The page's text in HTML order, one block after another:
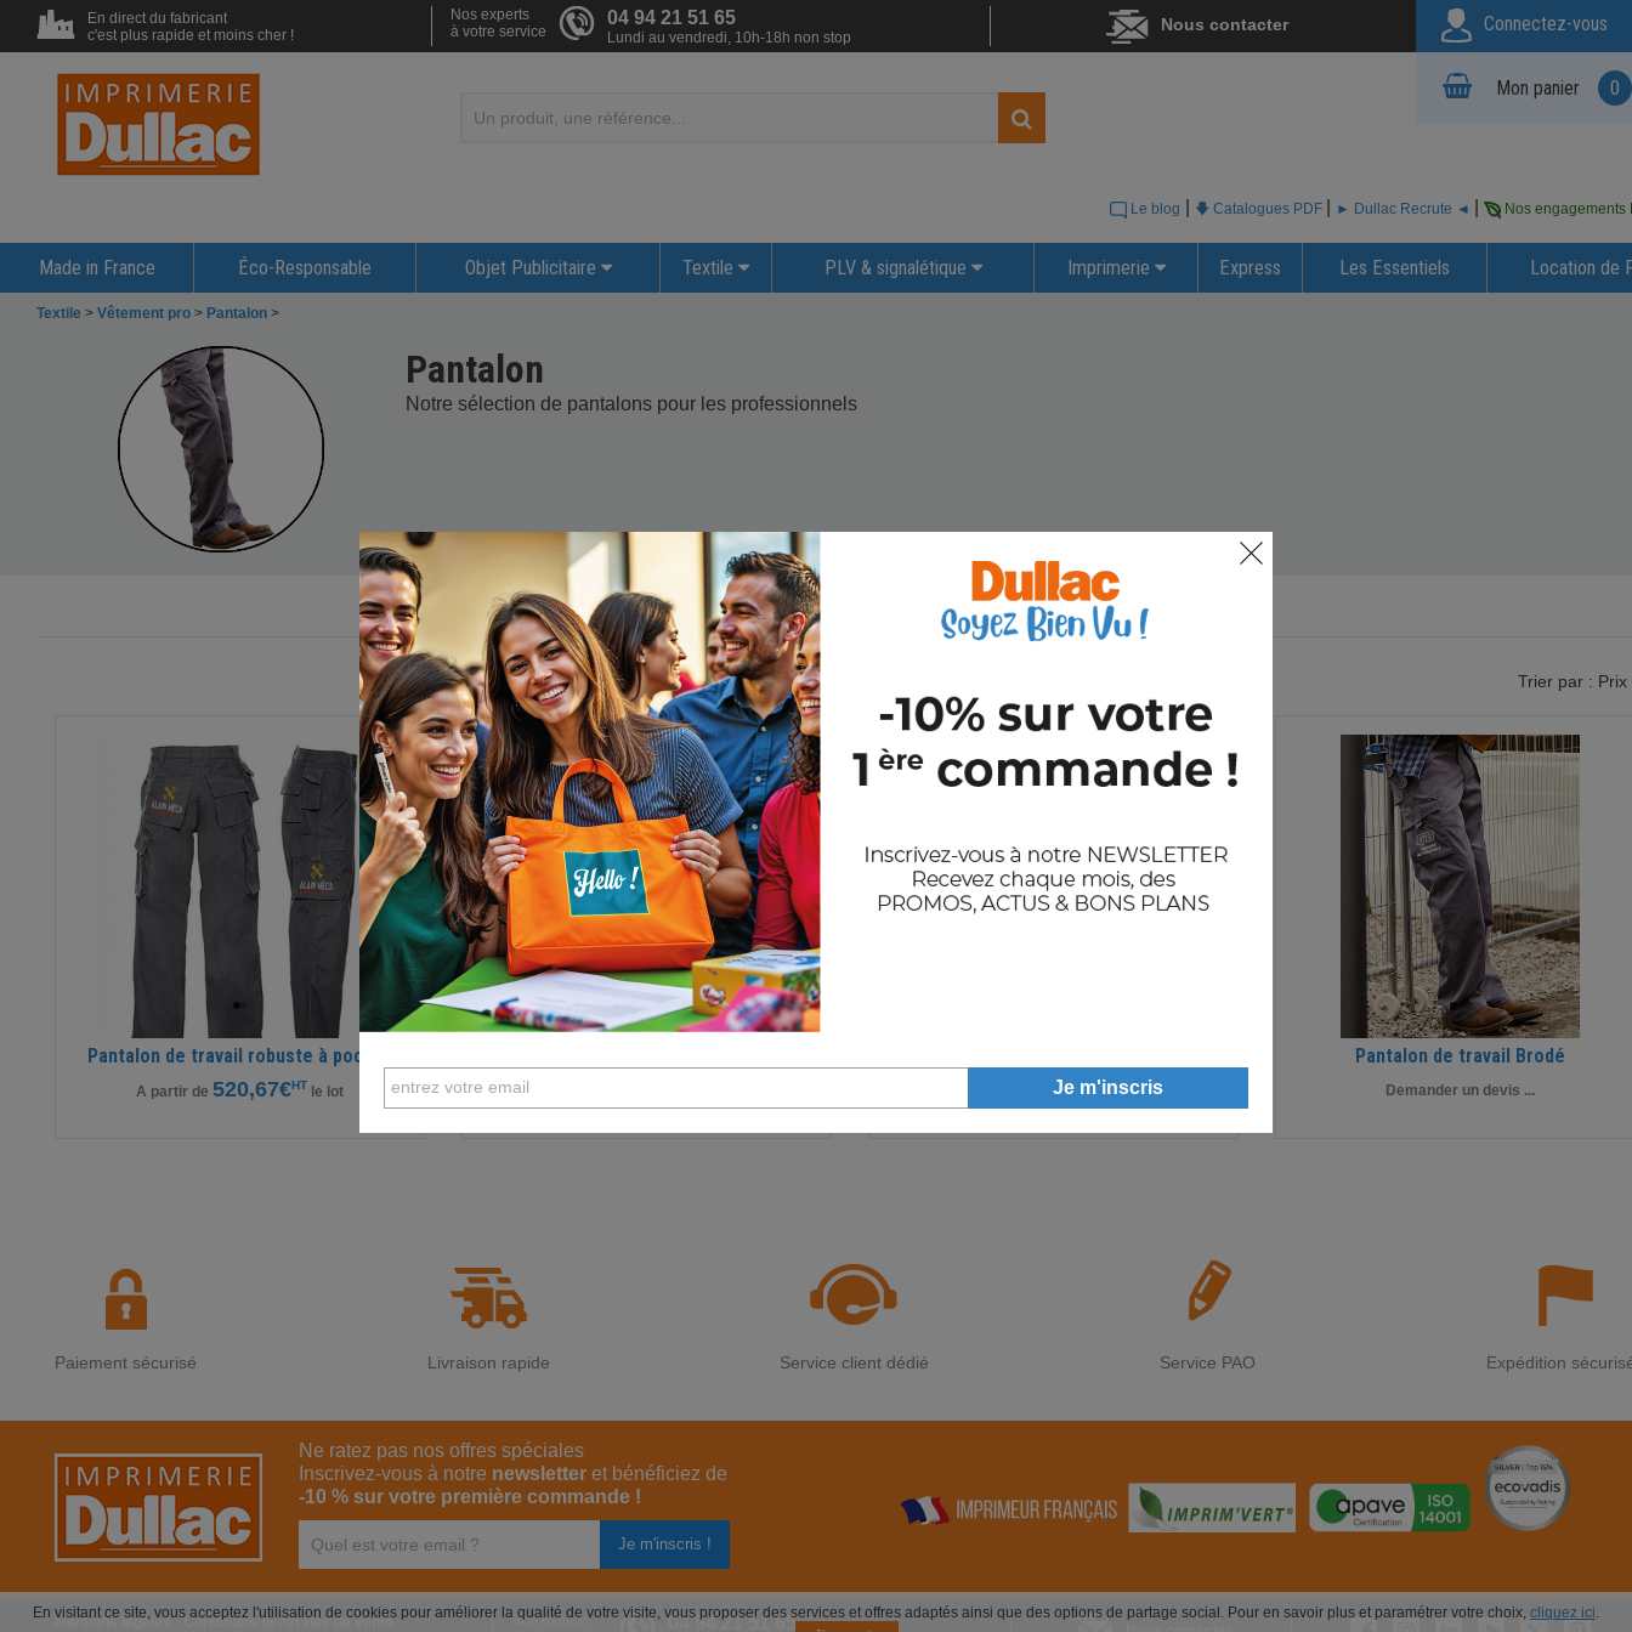
En direct du fabricant
c'est plus rapide et moins cher !
Nos experts
à votre service
04 94 21 51 65
Lundi au vendredi, 10h-18h non stop
Nous contacter Connectez-vous
Mon panier 0
Le blog 🡇 Catalogues PDF ► Dullac Recrute ◄ Nos engagements
Made in France Éco-Responsable Objet Publicitaire Textile PLV & signalétique Imprimerie Express Les Essentiels Location de
Textile > Vêtement pro > Pantalon >
Pantalon
Notre sélection de pantalons pour les professionnels
Trier par : Prix
Pantalon de travail robuste à poches
A partir de 520,67€HT le lot 41,95€ HTpièce
Pantalon de travail Brodé
Demander un devis ...
En visitant ce site, vous acceptez l'utilisation de cookies pour améliorer la qualité de votre visite, vous proposer des services et offres adaptés ainsi que des options de partage social. Pour en savoir plus et paramétrer votre choix, cliquez ici.
Paiement sécurisé Livraison rapide Service client dédié Service PAO Expédition
Ne ratez pas nos offres spéciales
Inscrivez-vous à notre newsletter et bénéficiez de
-10 % sur votre première commande !
Mentions légales -Conditions générales de vente
Nos experts
04 94 21 51 65